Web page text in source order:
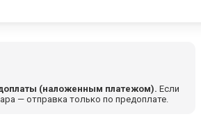
(наложенным платежом). Если
— отправка только по предоплате.